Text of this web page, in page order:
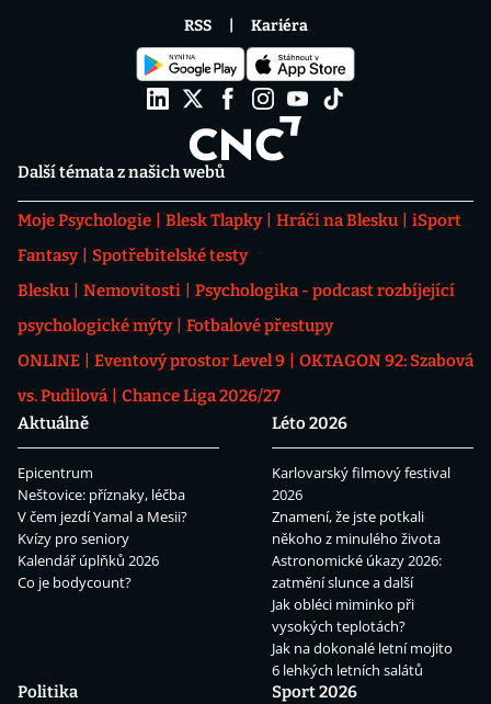
Další témata z našich webů
Moje Psychologie Blesk Tlapky Hráči na Blesku
iSport
Fantasy
Spotřebitelské testy
Blesku
Nemovitosti
Psychologika - podcast rozbíjející
psychologické mýty
Fotbalové přestupy
ONLINE
Eventový prostor Level 9
OKTAGON 92: Szabová
vs. Pudilová
Chance Liga 2026/27
Aktuálně
Epicentrum
Neštovice: příznaky, léčba
V čem jezdí Yamal a Mesii?
Kvízy pro seniory
Kalendář úplňků 2026
Co je bodycount?
Léto 2026
Karlovarský filmový festival
2026
Znamení, že jste potkali
někoho z minulého života
Astronomické úkazy 2026:
zatmění slunce a další
Jak obléci miminko při
vysokých teplotách?
Jak na dokonalé letní mojito
6 lehkých letních salátů
Politika
Sport 2026
RSS Kariéra